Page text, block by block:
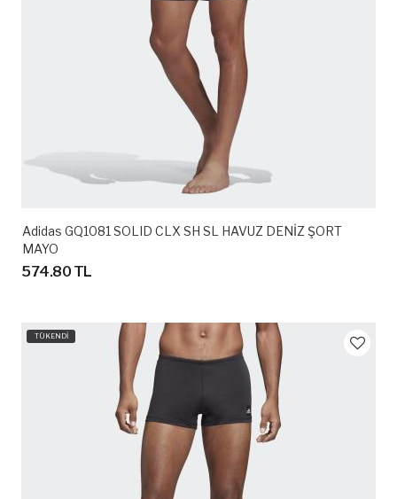
Adidas GQ1081 SOLID CLX SH SL HAVUZ DENİZ ŞORT
MAYO
574.80 TL
TÜKENDİ